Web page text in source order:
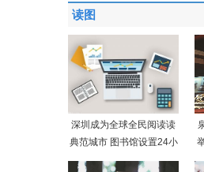
读图
深圳成为全球全民阅读读
典范城市 图书馆设置24小